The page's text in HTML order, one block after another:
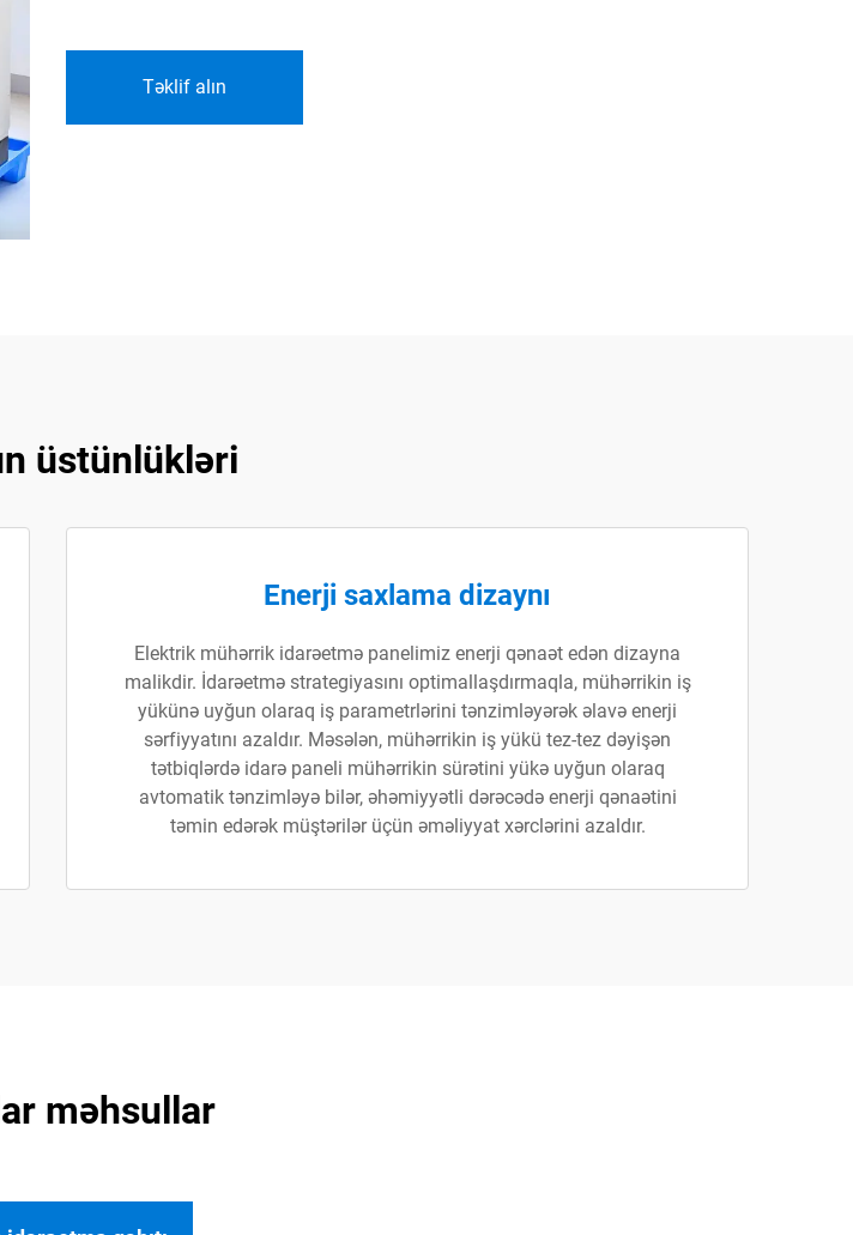
Təklif alın
üstünlükləri
Enerji saxlama dizaynı
Elektrik mühərrik idarəetmə panelimiz enerji qənaət edən dizayna
malikdir. İdarəetmə strategiyasını optimallaşdırmaqla, mühərrikin iş
yükünə uyğun olaraq iş parametrlərini tənzimləyərək əlavə enerji
sərfiyyatını azaldır. Məsələn, mühərrikin iş yükü tez-tez dəyişən
tətbiqlərdə idarə paneli mühərrikin sürətini yükə uyğun olaraq
avtomatik tənzimləyə bilər, əhəmiyyətli dərəcədə enerji qənaətini
təmin edərək müştərilər üçün əməliyyat xərclərini azaldır.
məhsullar